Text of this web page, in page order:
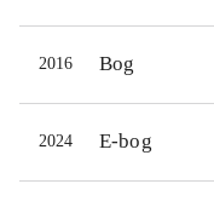
2016 Bog
2024 E-bog